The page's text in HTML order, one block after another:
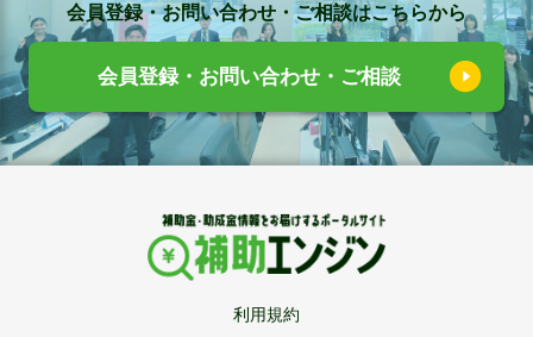
会員登録・お問い合わせ・ご相談はこちらから
会員登録・お問い合わせ・ご相談
利用規約